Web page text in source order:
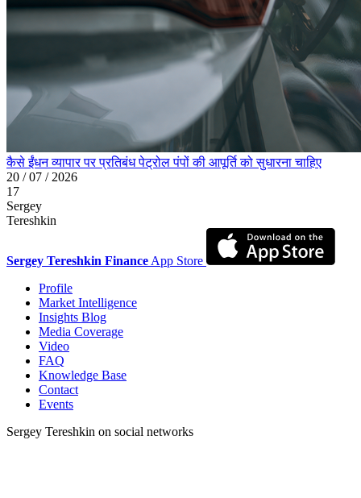
कैसे ईंधन व्यापार पर प्रतिबंध पेट्रोल पंपों की आपूर्ति को सुधारना चाहिए
20 / 07 / 2026
17
Sergey
Tereshkin
Sergey Tereshkin Finance App Store
Profile
Market Intelligence
Insights Blog
Media Coverage
Video
FAQ
Knowledge Base
Contact
Events
Sergey Tereshkin on social networks